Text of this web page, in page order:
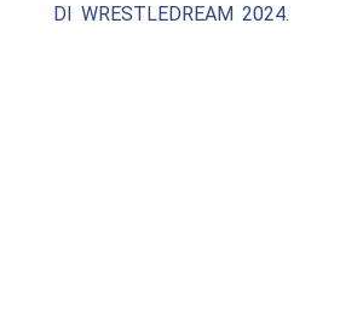
DI WRESTLEDREAM 2024.